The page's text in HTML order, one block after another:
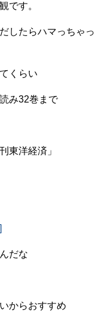
です。
したらハマっちゃっ
くらい
み32巻まで
東洋経済」
だな
からおすすめ